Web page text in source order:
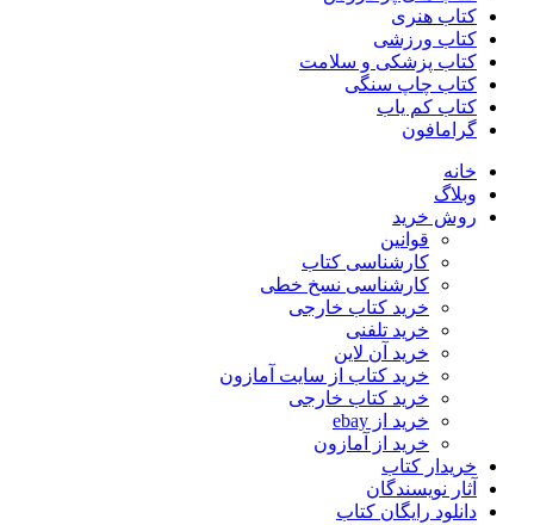
کتاب هنری
کتاب ورزشی
کتاب پزشکی و سلامت
کتاب چاپ سنگی
کتاب کم یاب
گرامافون
خانه
وبلاگ
روش خرید
قوانین
کارشناسی کتاب
کارشناسی نسخ خطی
خرید کتاب خارجی
خرید تلفنی
خرید آن لاین
خرید کتاب از سایت آمازون
خرید کتاب خارجی
خرید از ebay
خرید از آمازون
خریدار کتاب
آثار نویسندگان
دانلود رایگان کتاب